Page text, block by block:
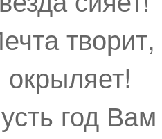
творит,
год